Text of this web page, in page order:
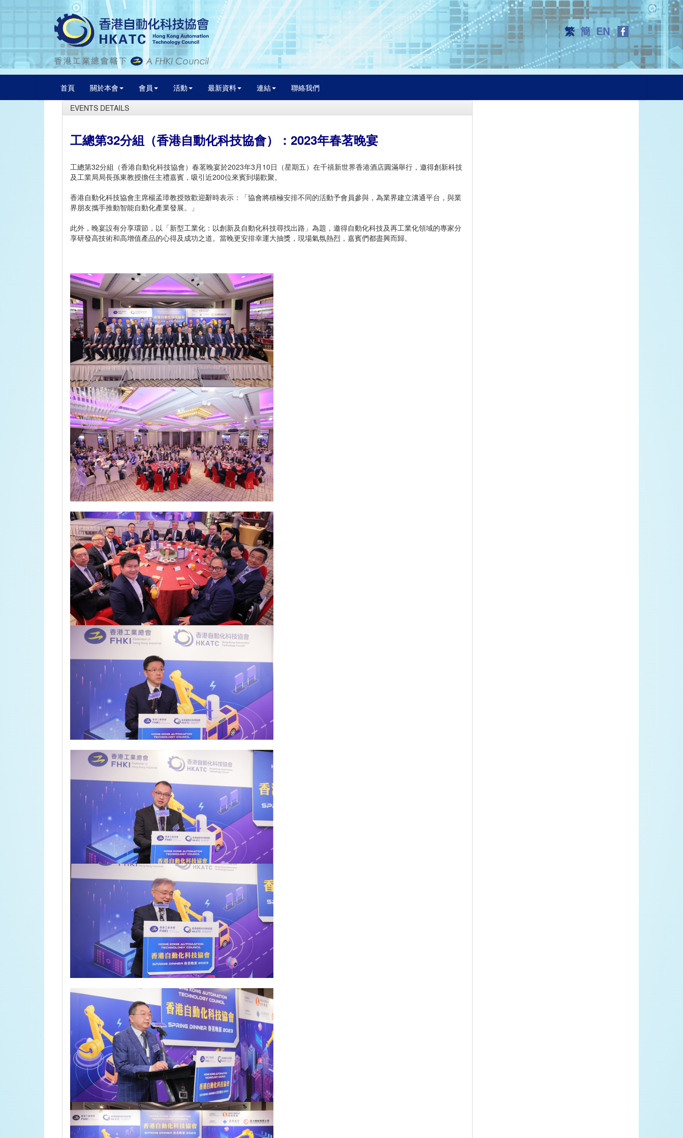
繁簡 EN
首頁 關於本會 會員 活動 最新資料 連結
聯絡我們
EVENTS DETAILS
工總第32分組（香港自動化科技協會）：2023年春茗晚宴
工總第32分組（香港自動化科技協會）春茗晚宴於2023年3月10日（星期五）在千禧新世界香港酒店圓滿舉行，邀得創新科技
及工業局局長孫東教授擔任主禮嘉賓，吸引近200位來賓到場歡聚。
香港自動化科技協會主席楊孟璋教授致歡迎辭時表示：「協會將積極安排不同的活動予會員參與，為業界建立溝通平台，與業
界朋友攜手推動智能自動化產業發展。」
此外，晚宴設有分享環節，以「新型工業化：以創新及自動化科技尋找出路」為題，邀得自動化科技及再工業化領域的專家分
享研發高技術和高增值產品的心得及成功之道。當晚更安排幸運大抽獎，現場氣氛熱烈，嘉賓們都盡興而歸。